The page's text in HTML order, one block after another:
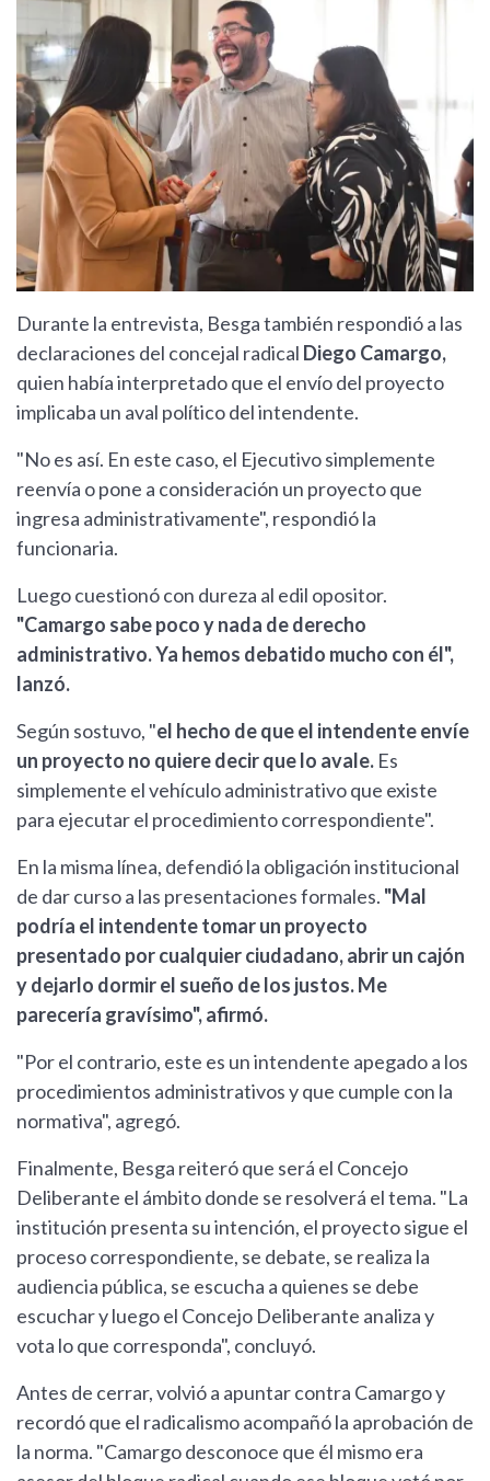
Durante la entrevista, Besga también respondió a las
declaraciones del concejal radical Diego Camargo,
quien había interpretado que el envío del proyecto
implicaba un aval político del intendente.
"No es así. En este caso, el Ejecutivo simplemente
reenvía o pone a consideración un proyecto que
ingresa administrativamente", respondió la
funcionaria.
Luego cuestionó con dureza al edil opositor.
"Camargo sabe poco y nada de derecho
administrativo. Ya hemos debatido mucho con él",
lanzó.
Según sostuvo, "el hecho de que el intendente envíe
un proyecto no quiere decir que lo avale. Es
simplemente el vehículo administrativo que existe
para ejecutar el procedimiento correspondiente".
En la misma línea, defendió la obligación institucional
de dar curso a las presentaciones formales. "Mal
podría el intendente tomar un proyecto
presentado por cualquier ciudadano, abrir un cajón
y dejarlo dormir el sueño de los justos. Me
parecería gravísimo", afirmó.
"Por el contrario, este es un intendente apegado a los
procedimientos administrativos y que cumple con la
normativa", agregó.
Finalmente, Besga reiteró que será el Concejo
Deliberante el ámbito donde se resolverá el tema. "La
institución presenta su intención, el proyecto sigue el
proceso correspondiente, se debate, se realiza la
audiencia pública, se escucha a quienes se debe
escuchar y luego el Concejo Deliberante analiza y
vota lo que corresponda", concluyó.
Antes de cerrar, volvió a apuntar contra Camargo y
recordó que el radicalismo acompañó la aprobación de
la norma. "Camargo desconoce que él mismo era